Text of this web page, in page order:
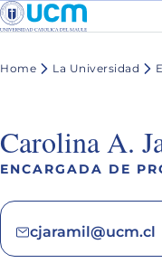
Home La Universidad
Carolina A.
ENCARGADA DE
cjaramil@ucm.cl